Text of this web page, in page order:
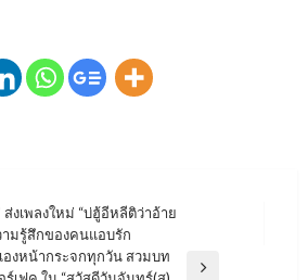
ส่งเพลงใหม่ “บ่ฮู้อีหลีติว่าอ้าย
มรู้สึกของคนแอบรัก
องหน้ากระจกทุกวัน สวมบท